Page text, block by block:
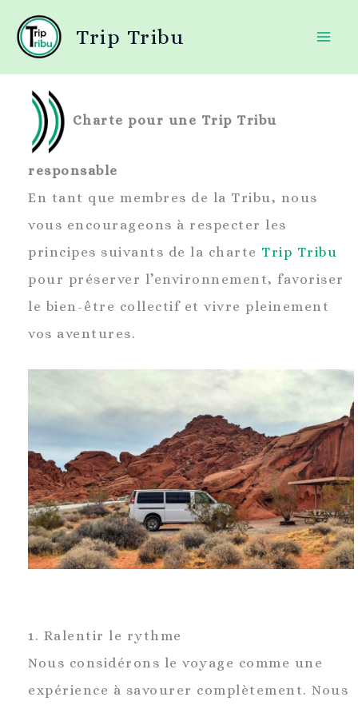
Aller
au
Trip Tribu
Charte pour une Trip Tribu
responsable
En tant que membres de la Tribu, nous
vous encourageons à respecter les
principes suivants de la charte Trip Tribu
pour préserver l’environnement, favoriser
le bien-être collectif et vivre pleinement
vos aventures.
1. Ralentir le rythme
Nous considérons le voyage comme une
expérience à savourer complètement. Nous